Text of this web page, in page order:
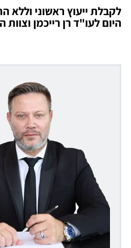
לקבלת ייעוץ ראשוני וללא
היום לעו"ד רן רייכמן